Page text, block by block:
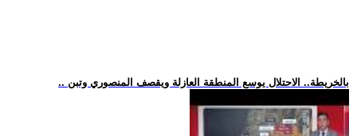
.. بالخريطة.. الاحتلال يوسع المنطقة العازلة ويقصف المنصوري وتبن